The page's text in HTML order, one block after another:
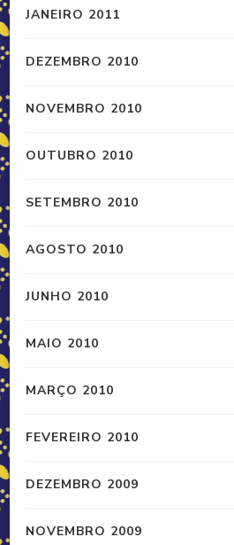
JANEIRO 2011
DEZEMBRO 2010
NOVEMBRO 2010
OUTUBRO 2010
SETEMBRO 2010
AGOSTO 2010
JUNHO 2010
MAIO 2010
MARÇO 2010
FEVEREIRO 2010
DEZEMBRO 2009
NOVEMBRO 2009